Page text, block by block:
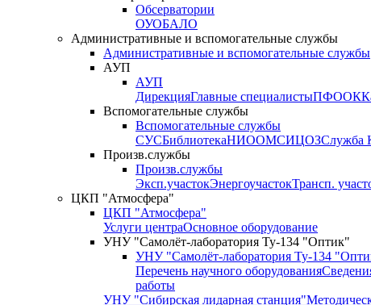
Обсерватории
ОУОБАЛО
Административные и вспомогательные службы
Административные и вспомогательные службы
АУП
АУП
ДирекцияГлавные специалистыПФООК
Вспомогательные службы
Вспомогательные службы
СУСБиблиотекаНИООМСИЦОЗСлужба
Произв.службы
Произв.службы
Эксп.участокЭнергоучастокТрансп.
ЦКП "Атмосфера"
ЦКП "Атмосфера"
Услуги центраОсновное оборудование
УНУ "Самолёт-лаборатория Ту-134 "Оптик"
УНУ "Самолёт-лаборатория Ту-134
Перечень научного оборудования
работы
УНУ "Сибирская лидарная станция"